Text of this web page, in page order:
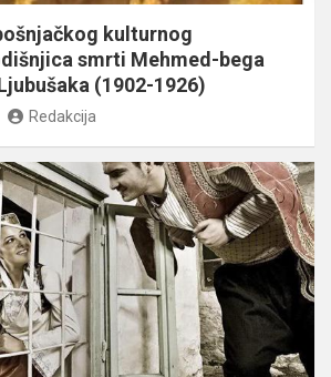
kulturnog
smrti Mehmed-bega
(1902-1926)
Redakcija